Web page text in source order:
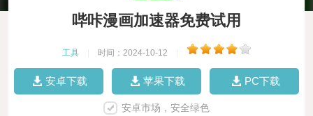
哔咔漫画加速器免费试用
工具 时间：2024-10-12
安卓下载 苹果下载 PC下载
安卓市场，安全绿色